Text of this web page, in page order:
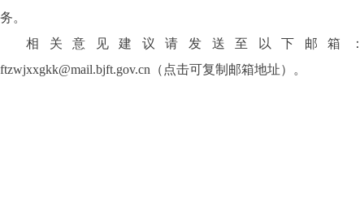
务。
相关意见建议请发送至以下邮箱：
ftzwjxxgkk@mail.bjft.gov.cn （点击可复制邮箱地址）。